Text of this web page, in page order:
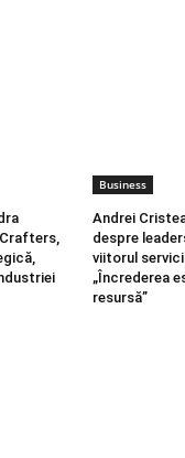
Business
Andrei
despre
viitorul
„Încrederea
resursă”